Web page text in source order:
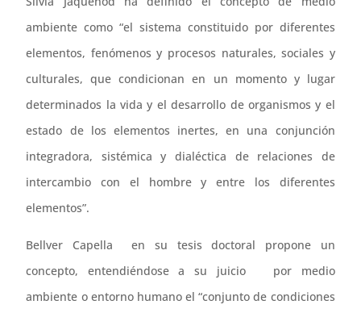
ambiente como “el sistema constituido por diferentes
elementos, fenómenos y procesos naturales, sociales y
culturales, que condicionan en un momento y lugar
determinados la vida y el desarrollo de organismos y el
estado de los elementos inertes, en una conjunción
integradora, sistémica y dialéctica de relaciones de
intercambio con el hombre y entre los diferentes
elementos”.
Bellver Capella en su tesis doctoral propone un
concepto, entendiéndose a su juicio por medio
ambiente o entorno humano el “conjunto de condiciones